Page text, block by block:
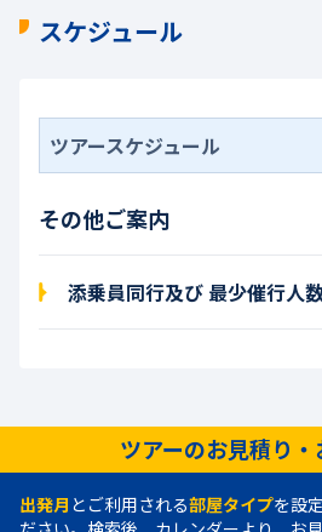
スケジュール
ツアースケジュール
その他ご案内
添乗員同行及び 最少催行人
ツアーのお見積り
出発月 とご利用される部屋タイプを設